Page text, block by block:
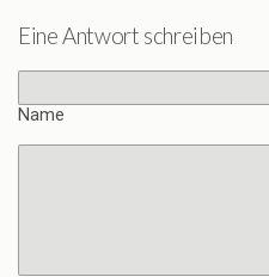
Eine Antwort schreiben
Name